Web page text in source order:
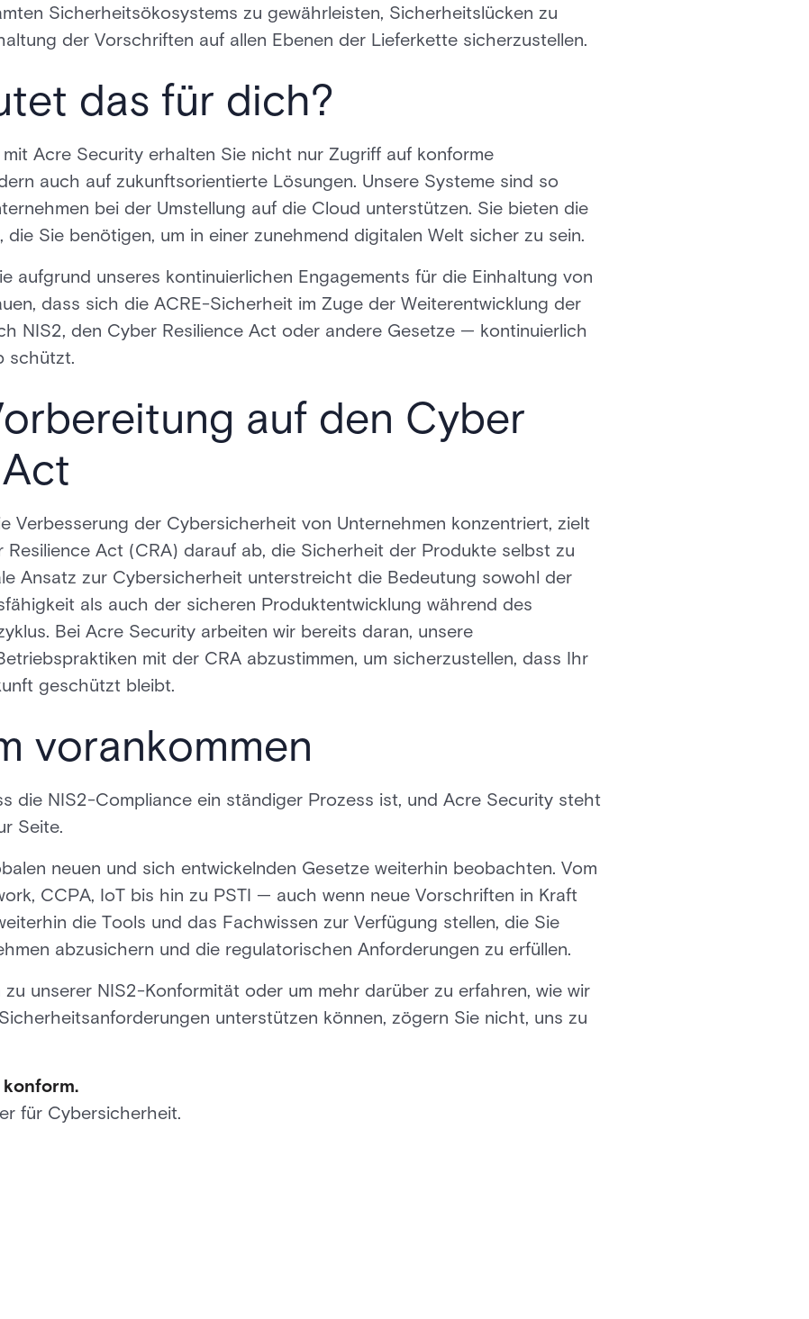
Sicherheitsökosystems zu gewährleisten, Sicherheitslücken zu
der Vorschriften auf allen Ebenen der Lieferkette sicherzustellen.
das für dich?
Acre Security erhalten Sie nicht nur Zugriff auf konforme
auch auf zukunftsorientierte Lösungen. Unsere Systeme sind so
bei der Umstellung auf die Cloud unterstützen. Sie bieten die
Sie benötigen, um in einer zunehmend digitalen Welt sicher zu sein.
aufgrund unseres kontinuierlichen Engagements für die Einhaltung von
dass sich die ACRE-Sicherheit im Zuge der Weiterentwicklung der
NIS2, den Cyber Resilience Act oder andere Gesetze — kontinuierlich
schützt.
auf den Cyber
Verbesserung der Cybersicherheit von Unternehmen konzentriert, zielt
Act (CRA) darauf ab, die Sicherheit der Produkte selbst zu
Ansatz zur Cybersicherheit unterstreicht die Bedeutung sowohl der
als auch der sicheren Produktentwicklung während des
Bei Acre Security arbeiten wir bereits daran, unsere
mit der CRA abzustimmen, um sicherzustellen, dass Ihr
geschützt bleibt.
vorankommen
die NIS2-Compliance ein ständiger Prozess ist, und Acre Security steht
Seite.
neuen und sich entwickelnden Gesetze weiterhin beobachten. Vom
CCPA, IoT bis hin zu PSTI — auch wenn neue Vorschriften in Kraft
die Tools und das Fachwissen zur Verfügung stellen, die Sie
abzusichern und die regulatorischen Anforderungen zu erfüllen.
unserer NIS2-Konformität oder um mehr darüber zu erfahren, wie wir
unterstützen können, zögern Sie nicht, uns zu
für Cybersicherheit.